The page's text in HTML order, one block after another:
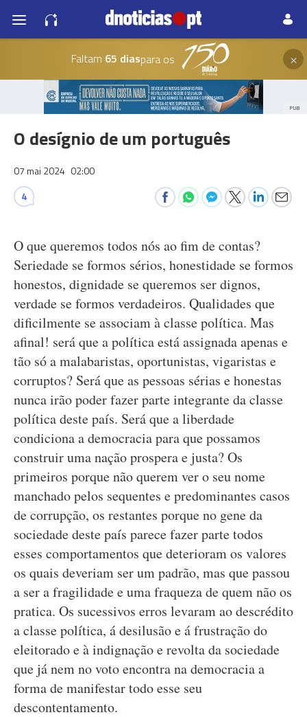
Faltam 65 diaspara os ×
PUB
O desígnio de um português
07 mai 2024 02:00
4
O que queremos todos nós ao fim de contas?
Seriedade se formos sérios, honestidade se formos
honestos, dignidade se queremos ser dignos,
verdade se formos verdadeiros. Qualidades que
dificilmente se associam à classe política. Mas
afinal! será que a política está assignada apenas e
tão só a malabaristas, oportunistas, vigaristas e
corruptos? Será que as pessoas sérias e honestas
nunca irão poder fazer parte integrante da classe
política deste país. Será que a liberdade
condiciona a democracia para que possamos
construir uma nação prospera e justa? Os
primeiros porque não querem ver o seu nome
manchado pelos sequentes e predominantes casos
de corrupção, os restantes porque no gene da
sociedade deste país parece fazer parte todos
esses comportamentos que deterioram os valores
os quais deveriam ser um padrão, mas que passou
a ser a fragilidade e uma fraqueza de quem não os
pratica. Os sucessivos erros levaram ao descrédito
a classe política, á desilusão e á frustração do
eleitorado e à indignação e revolta da sociedade
que já nem no voto encontra na democracia a
forma de manifestar todo esse seu
descontentamento.